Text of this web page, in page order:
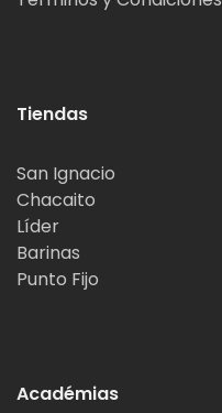
Tiendas
San Ignacio
Chacaito
Líder
Barinas
Punto Fijo
Académias